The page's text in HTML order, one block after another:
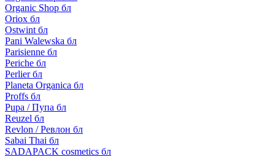
Organic Shop бл
Oriox бл
Ostwint бл
Pani Walewska бл
Parisienne бл
Periche бл
Perlier бл
Planeta Organica бл
Proffs бл
Pupa / Пупа бл
Reuzel бл
Revlon / Ревлон бл
Sabai Thai бл
SADAPACK cosmetics бл